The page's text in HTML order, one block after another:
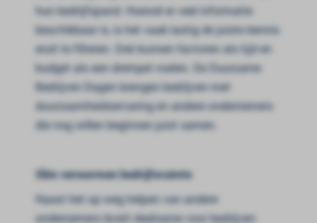
hun bedrijfspand. Hoewel er veel informatie
beschikbaar is, is het vaak lastig de juiste kennis
eruit te filteren. Ook kunnen factoren als tijd en
budget als een drempel voelen. De Duurzame
Bedrijven Dagen brengen bedrijven met
duurzaamheidservaring en andere ondernemers
die nog willen beginnen juist samen.
Slim verwarmen bedrijfsruimte
Naast het op weg helpen van andere
ondernemers levert deelname voor bedrijven